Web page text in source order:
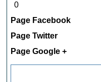
0
Page Facebook
Page Twitter
Page Google +